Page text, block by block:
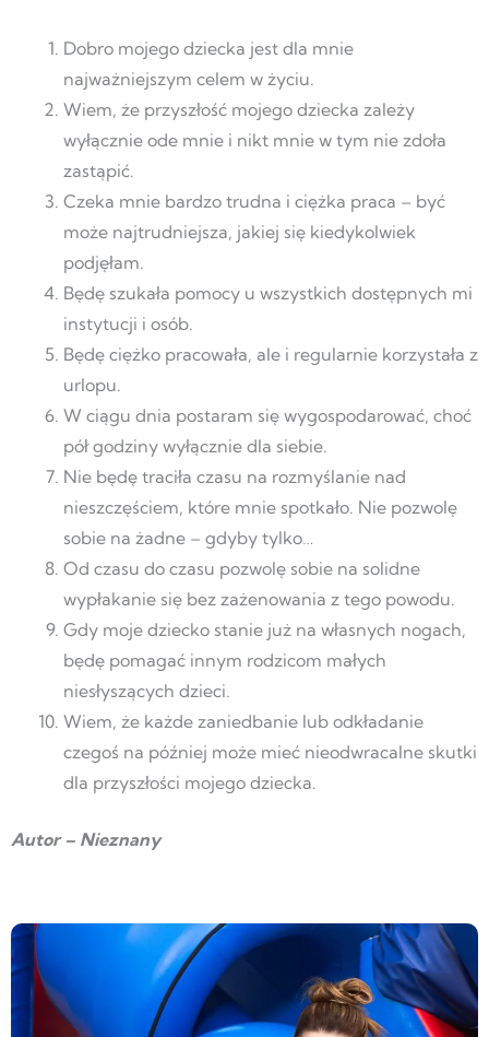
Dobro mojego dziecka jest dla mnie
najważniejszym celem w życiu.
Wiem, że przyszłość mojego dziecka zależy
wyłącznie ode mnie i nikt mnie w tym nie zdoła
zastąpić.
Czeka mnie bardzo trudna i ciężka praca – być
może najtrudniejsza, jakiej się kiedykolwiek
podjęłam.
Będę szukała pomocy u wszystkich dostępnych mi
instytucji i osób.
Będę ciężko pracowała, ale i regularnie korzystała z
urlopu.
W ciągu dnia postaram się wygospodarować, choć
pół godziny wyłącznie dla siebie.
Nie będę traciła czasu na rozmyślanie nad
nieszczęściem, które mnie spotkało. Nie pozwolę
sobie na żadne – gdyby tylko…
Od czasu do czasu pozwolę sobie na solidne
wypłakanie się bez zażenowania z tego powodu.
Gdy moje dziecko stanie już na własnych nogach,
będę pomagać innym rodzicom małych
niesłyszących dzieci.
Wiem, że każde zaniedbanie lub odkładanie
czegoś na później może mieć nieodwracalne skutki
dla przyszłości mojego dziecka.
Autor – Nieznany